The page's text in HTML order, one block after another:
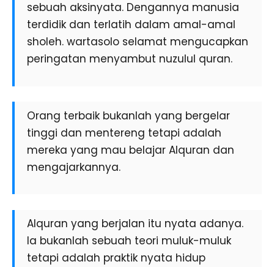
sebuah aksinyata. Dengannya manusia
terdidik dan terlatih dalam amal-amal
sholeh. wartasolo selamat mengucapkan
peringatan menyambut nuzulul quran.
Orang terbaik bukanlah yang bergelar
tinggi dan mentereng tetapi adalah
mereka yang mau belajar Alquran dan
mengajarkannya.
Alquran yang berjalan itu nyata adanya.
Ia bukanlah sebuah teori muluk-muluk
tetapi adalah praktik nyata hidup